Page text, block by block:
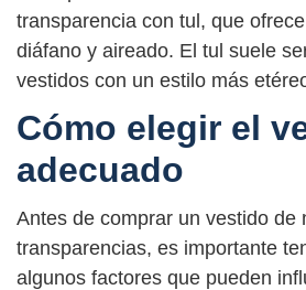
transparencia con tul, que
diáfano y aireado. El tul suele
vestidos con un estilo más
Cómo elegir el
adecuado
Antes de comprar un vestido de
transparencias, es importante
algunos factores que pueden